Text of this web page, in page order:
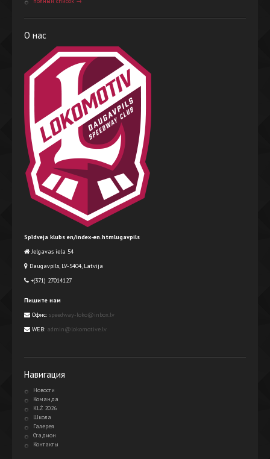
О нас
Spīdveja klubs en/index-en.htmlugavpils
Jelgavas iela 54
Daugavpils, LV-5404, Latvija
+(371) 27014127
Пишите нам
Офис: speedway-loko@inbox.lv
WEB: admin@lokomotive.lv
Навигация
Новости
Команда
KLŻ 2026
Школа
Галерея
Стадион
Контакты